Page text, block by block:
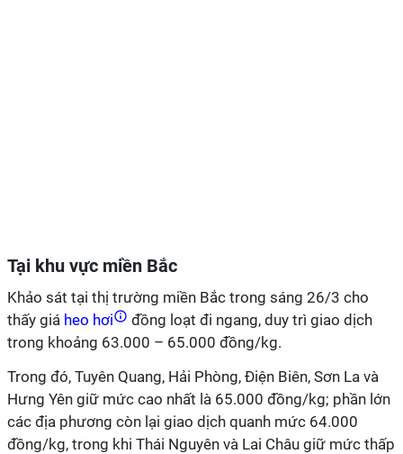
Tại khu vực miền Bắc
Khảo sát tại thị trường miền Bắc trong sáng 26/3 cho
thấy giá heo hơi
đồng loạt đi ngang, duy trì giao dịch
trong khoảng 63.000 – 65.000 đồng/kg.
Trong đó, Tuyên Quang, Hải Phòng, Điện Biên, Sơn La và
Hưng Yên giữ mức cao nhất là 65.000 đồng/kg; phần lớn
các địa phương còn lại giao dịch quanh mức 64.000
đồng/kg, trong khi Thái Nguyên và Lai Châu giữ mức thấp